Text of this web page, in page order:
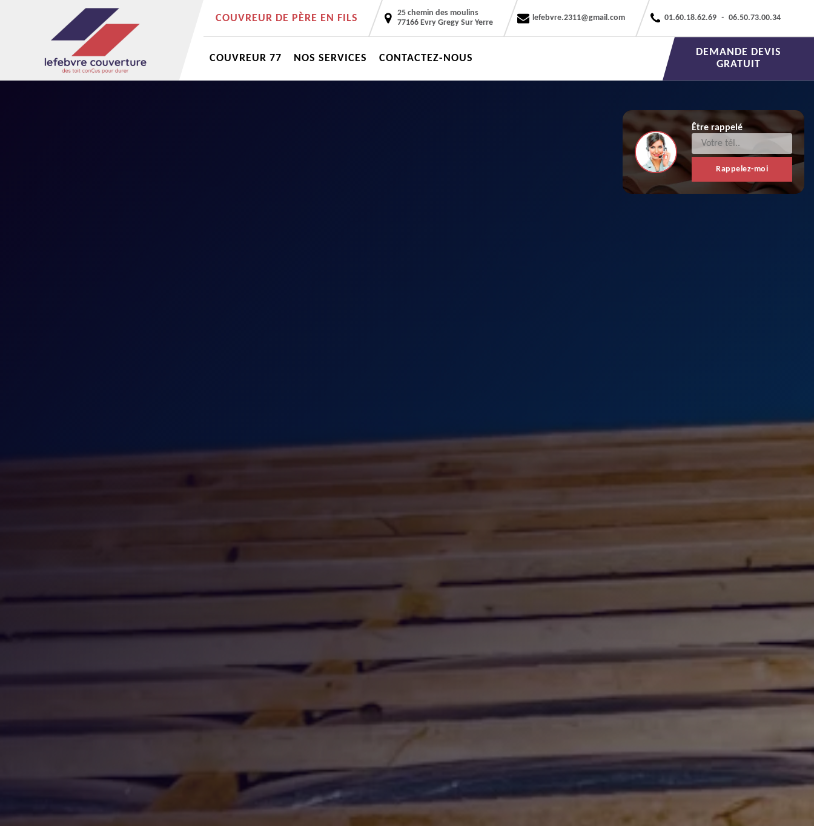
COUVREUR DE PÈRE EN FILS
25 chemin des moulins
77166 Evry Gregy Sur Yerre
lefebvre.2311@gmail.com 01.60.18.62.69 - 06.50.73.00.34
COUVREUR 77 NOS SERVICES CONTACTEZ-NOUS
DEMANDE DEVIS
GRATUIT
Être rappelé